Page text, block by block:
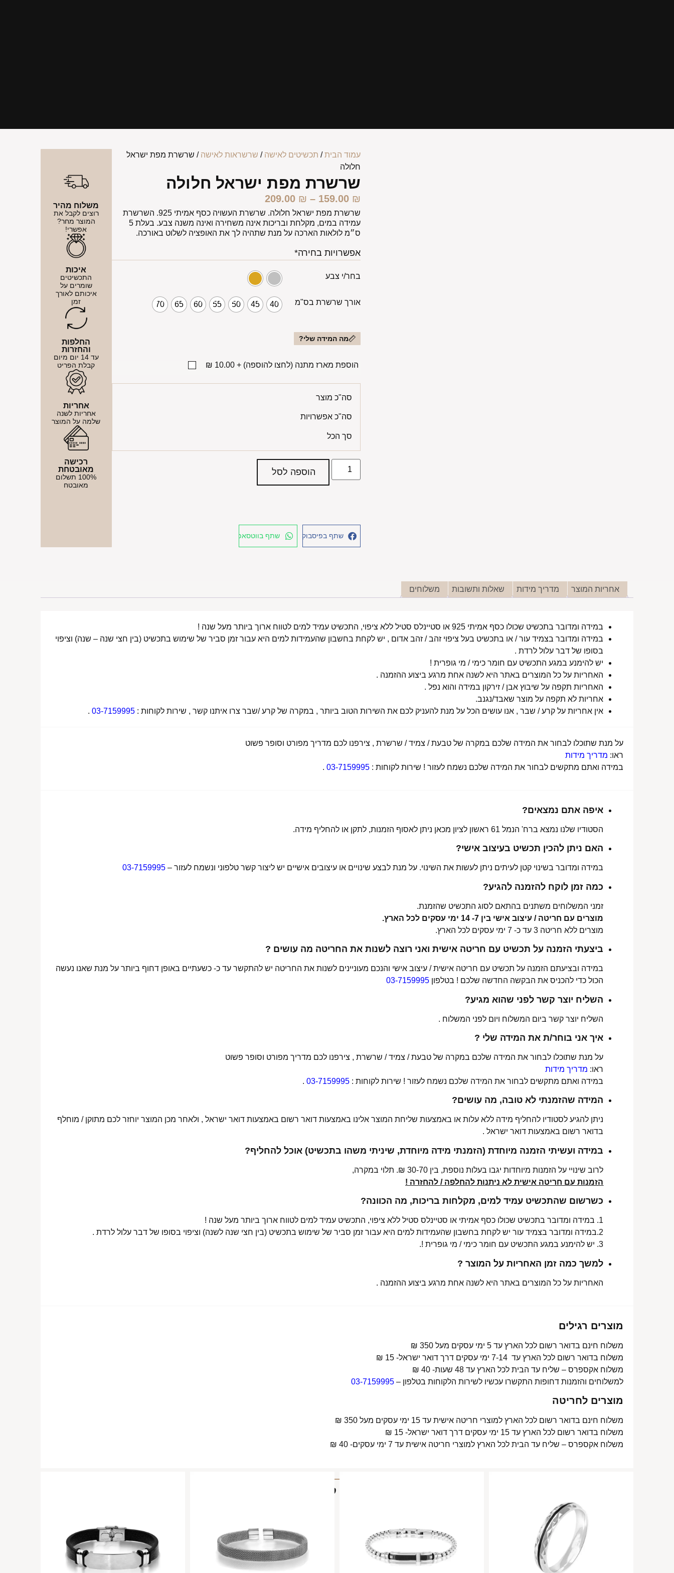
עמוד הבית/ תכשיטים לאישה / שרשראות לאישה / שרשרת מפת ישראל
חלולה
שרשרת מפת ישראל חלולה
159.00 ₪
–
209.00 ₪
שרשרת מפת ישראל חלולה. שרשרת העשויה כסף אמיתי 925. השרשרת
עמידה במים, מקלחת ובריכות אינה משחירה ואינה משנה צבע. בעלת 5
ס״מ לולאות הארכה על מנת שתהיה לך את האופציה לשלוט באורכה.
אפשרויות בחירה*
בחר/י צבע
אורך שרשרת בס"מ 40
45
50
55
60
65
70
מה המידה שלי?
הוספת מארז מתנה (לחצו להוספה) +
10.00 ₪
סה"כ מוצר
סה"כ אפשרויות
סך הכל
הוספה לסל
שתף בפיסבוק שתף בווטסאפ
משלוח מהיר
רוצים לקבל את
המוצר מחר?
אפשרי!
איכות
התכשיטים
שומרים על
איכותם לאורך
זמן
החלפות
והחזרות
עד 14 יום מיום
קבלת הפריט
אחריות
אחריות לשנה
שלמה על המוצר
רכישה
מאובטחת
100% תשלום
מאובטח
אחריות המוצר מדריך מידות שאלות ותשובות משלוחים
במידה ומדובר בתכשיט שכולו כסף אמיתי 925 או סטיינלס סטיל ללא ציפוי, התכשיט עמיד למים לטווח ארוך ביותר מעל שנה !
במידה ומדובר בצמיד עור / או בתכשיט בעל ציפוי זהב / זהב אדום , יש לקחת בחשבון שהעמידות למים היא עבור זמן סביר של שימוש בתכשיט (בין חצי שנה – שנה) וציפוי
בסופו של דבר עלול לרדת .
יש להימנע במגע התכשיט עם חומר כימי / מי גופרית !
האחריות על כל המוצרים באתר היא לשנה אחת מרגע ביצוע ההזמנה .
האחריות תקפה על שיבוץ אבן / זירקון במידה והוא נפל .
אחריות לא תקפה על מוצר שאבד/נגנב.
אין אחריות על קרע / שבר , אנו עושים הכל על מנת להעניק לכם את השירות הטוב ביותר , במקרה של קרע /שבר צרו איתנו קשר , שירות לקוחות : 03-7159995
.
על מנת שתוכלו לבחור את המידה שלכם במקרה של טבעת / צמיד / שרשרת , צירפנו לכם מדריך מפורט וסופר פשוט
ראו: מדריך מידות
במידה ואתם מתקשים לבחור את המידה שלכם נשמח לעזור ! שירות לקוחות : 03-7159995
.
איפה אתם נמצאים?
הסטודיו שלנו נמצא ברח' הנמל 61 ראשון לציון מכאן ניתן לאסוף הזמנות, לתקן או להחליף מידה.
האם ניתן להכין תכשיט בעיצוב אישי?
במידה ומדובר בשינוי קטן לעיתים ניתן לעשות את השינוי. על מנת לבצע שינויים או עיצובים אישיים יש ליצור קשר טלפוני ונשמח לעזור – 03-7159995
כמה זמן לוקח להזמנה להגיע?
זמני המשלוחים משתנים בהתאם לסוג התכשיט שהזמנת.
מוצרים עם חריטה / עיצוב אישי בין 7- 14 ימי עסקים לכל הארץ.
מוצרים ללא חריטה 3 עד כ- 7 ימי עסקים לכל הארץ.
ביצעתי הזמנה על תכשיט עם חריטה אישית ואני רוצה לשנות את החריטה מה עושים ?
במידה ובציעתם הזמנה על תכשיט עם חריטה אישית / עיצוב אישי והנכם מעוניינים לשנות את החריטה יש להתקשר עד כ- כשעתיים באופן דחוף ביותר על מנת שאנו נעשה
הכול כדי להכניס את הבקשה החדשה שלכם ! בטלפון 03-7159995
השליח יוצר קשר לפני שהוא מגיע?
השליח יוצר קשר ביום המשלוח ויום לפני המשלוח .
איך אני בוחר/ת את המידה שלי ?
על מנת שתוכלו לבחור את המידה שלכם במקרה של טבעת / צמיד / שרשרת , צירפנו לכם מדריך מפורט וסופר פשוט
ראו: מדריך מידות
במידה ואתם מתקשים לבחור את המידה שלכם נשמח לעזור ! שירות לקוחות : 03-7159995
.
המידה שהזמנתי לא טובה, מה עושים?
ניתן להגיע לסטודיו להחליף מידה ללא עלות או באמצעות שליחת המוצר אלינו באמצעות דואר רשום באמצעות דואר ישראל , ולאחר מכן המוצר יוחזר לכם מתוקן / מוחלף
בדואר רשום באמצעות דואר ישראל .
במידה ועשיתי הזמנה מיוחדת (הזמנתי מידה מיוחדת, שיניתי משהו בתכשיט) אוכל להחליף?
לרוב שינויי על הזמנות מיוחדות יגבו בעלות נוספת, בין 30-70 ₪. תלוי במקרה,
הזמנות עם חריטה אישית לא ניתנות להחלפה / להחזרה !
כשרשום שהתכשיט עמיד למים, מקלחות בריכות, מה הכוונה?
1. במידה ומדובר בתכשיט שכולו כסף אמיתי או סטיינלס סטיל ללא ציפוי, התכשיט עמיד למים לטווח ארוך ביותר מעל שנה !
2.במידה ומדובר בצמיד עור יש לקחת בחשבון שהעמידות למים היא עבור זמן סביר של שימוש בתכשיט (בין חצי שנה לשנה) וציפוי בסופו של דבר עלול לרדת .
3. יש להימנע במגע התכשיט עם חומר כימי / מי גופרית !.
למשך כמה זמן האחריות על המוצר ?
האחריות על כל המוצרים באתר היא לשנה אחת מרגע ביצוע ההזמנה .
מוצרים רגילים
משלוח חינם בדואר רשום לכל הארץ עד 5 ימי עסקים מעל 350 ₪
משלוח בדואר רשום לכל הארץ עד 7-14 ימי עסקים דרך דואר ישראל- 15 ₪
משלוח אקספרס – שליח עד הבית לכל הארץ עד 48 שעות- 40 ₪
למשלוחים והזמנות דחופות התקשרו עכשיו לשירות הלקוחות בטלפון – 03-7159995
מוצרים לחריטה
משלוח חינם בדואר רשום לכל הארץ למוצרי חריטה אישית עד 15 ימי עסקים מעל 350 ₪
משלוח בדואר רשום לכל הארץ עד 15 ימי עסקים דרך דואר ישראל- 15 ₪
משלוח אקספרס – שליח עד הבית לכל הארץ למוצרי חריטה אישית עד 7 ימי עסקים- 40 ₪
מוצרים קשורים